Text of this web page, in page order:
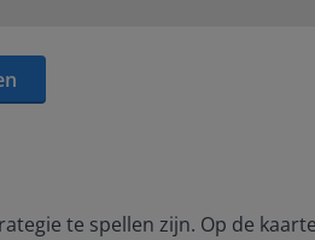
te spellen zijn. Op de